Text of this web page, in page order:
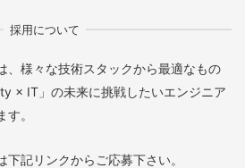
採用について
、様々な技術スタックから最適なもの
× IT」の未来に挑戦したいエンジニア
。
記リンクからご応募下さい。